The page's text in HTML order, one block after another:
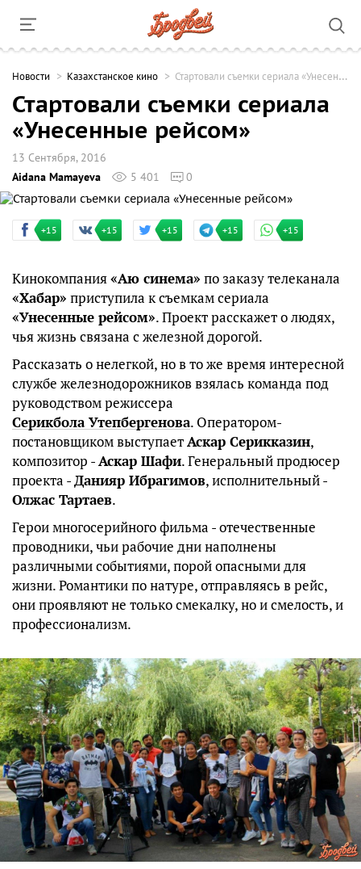
Новости Казахстанское кино Стартовали съемки сериала «Унесенные рейсом»
Стартовали съемки сериала
«Унесенные рейсом»
13 Сентября, 2016
Aidana Mamayeva
5 401 0
+15 +15 +15 +15 +15
Кинокомпания«Аю синема» по заказу телеканала
«Хабар» приступила к съемкам сериала
«Унесенные рейсом». Проект расскажет о людях,
чья жизнь связана с железной дорогой.
Рассказать о нелегкой, но в то же время интересной
службе железнодорожников взялась команда под
руководством режиссера
Серикбола Утепбергенова. Оператором-
постановщиком выступаетАскар Серикказин,
композитор -Аскар Шафи. Генеральный продюсер
проекта -Данияр Ибрагимов, исполнительный -
Олжас Тартаев.
Герои многосерийного фильма - отечественные
проводники, чьи рабочие дни наполнены
различными событиями, порой опасными для
жизни. Романтики по натуре, отправляясь в рейс,
они проявляют не только смекалку, но и смелость, и
профессионализм.